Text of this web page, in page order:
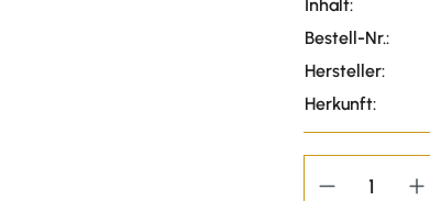
Inhalt:
Bestell-Nr.:
Hersteller:
Herkunft: